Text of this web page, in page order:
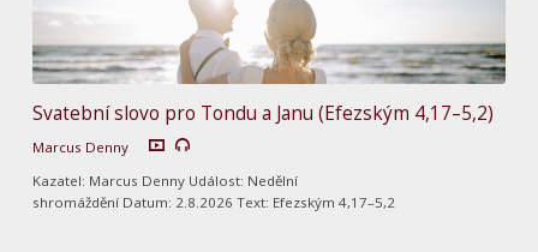
Svatební slovo pro Tondu a Janu (Efezským 4,17–5,2)
Marcus Denny
Kazatel: Marcus Denny Událost: Nedělní
shromáždění Datum: 2.8.2026 Text: Efezským 4,17–5,2